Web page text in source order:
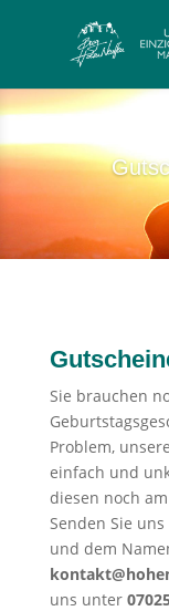
Sie brauchen
Problem,
einfach und
diesen noch
Senden Sie
und dem
uns unter